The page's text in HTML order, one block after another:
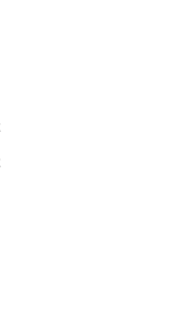
スオパール